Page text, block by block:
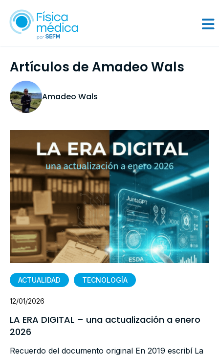
Artículos de Amadeo Wals
Amadeo Wals
ACTUALIDAD TECNOLOGÍA
12/01/2026
LA ERA DIGITAL – una actualización a enero
2026
Recuerdo del documento original En 2019 escribí La